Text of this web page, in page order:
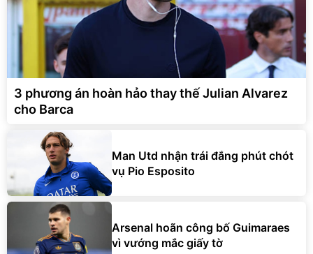
3 phương án hoàn hảo thay thế Julian Alvarez
cho Barca
Man Utd nhận trái đắng phút chót
vụ Pio Esposito
Arsenal hoãn công bố Guimaraes
vì vướng mắc giấy tờ